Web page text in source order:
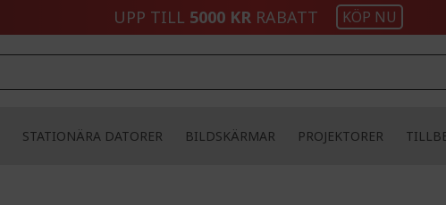
UPP TILL 5000 KR RABATT KÖP NU
STATIONÄRA DATORER BILDSKÄRMAR PROJEKTORER